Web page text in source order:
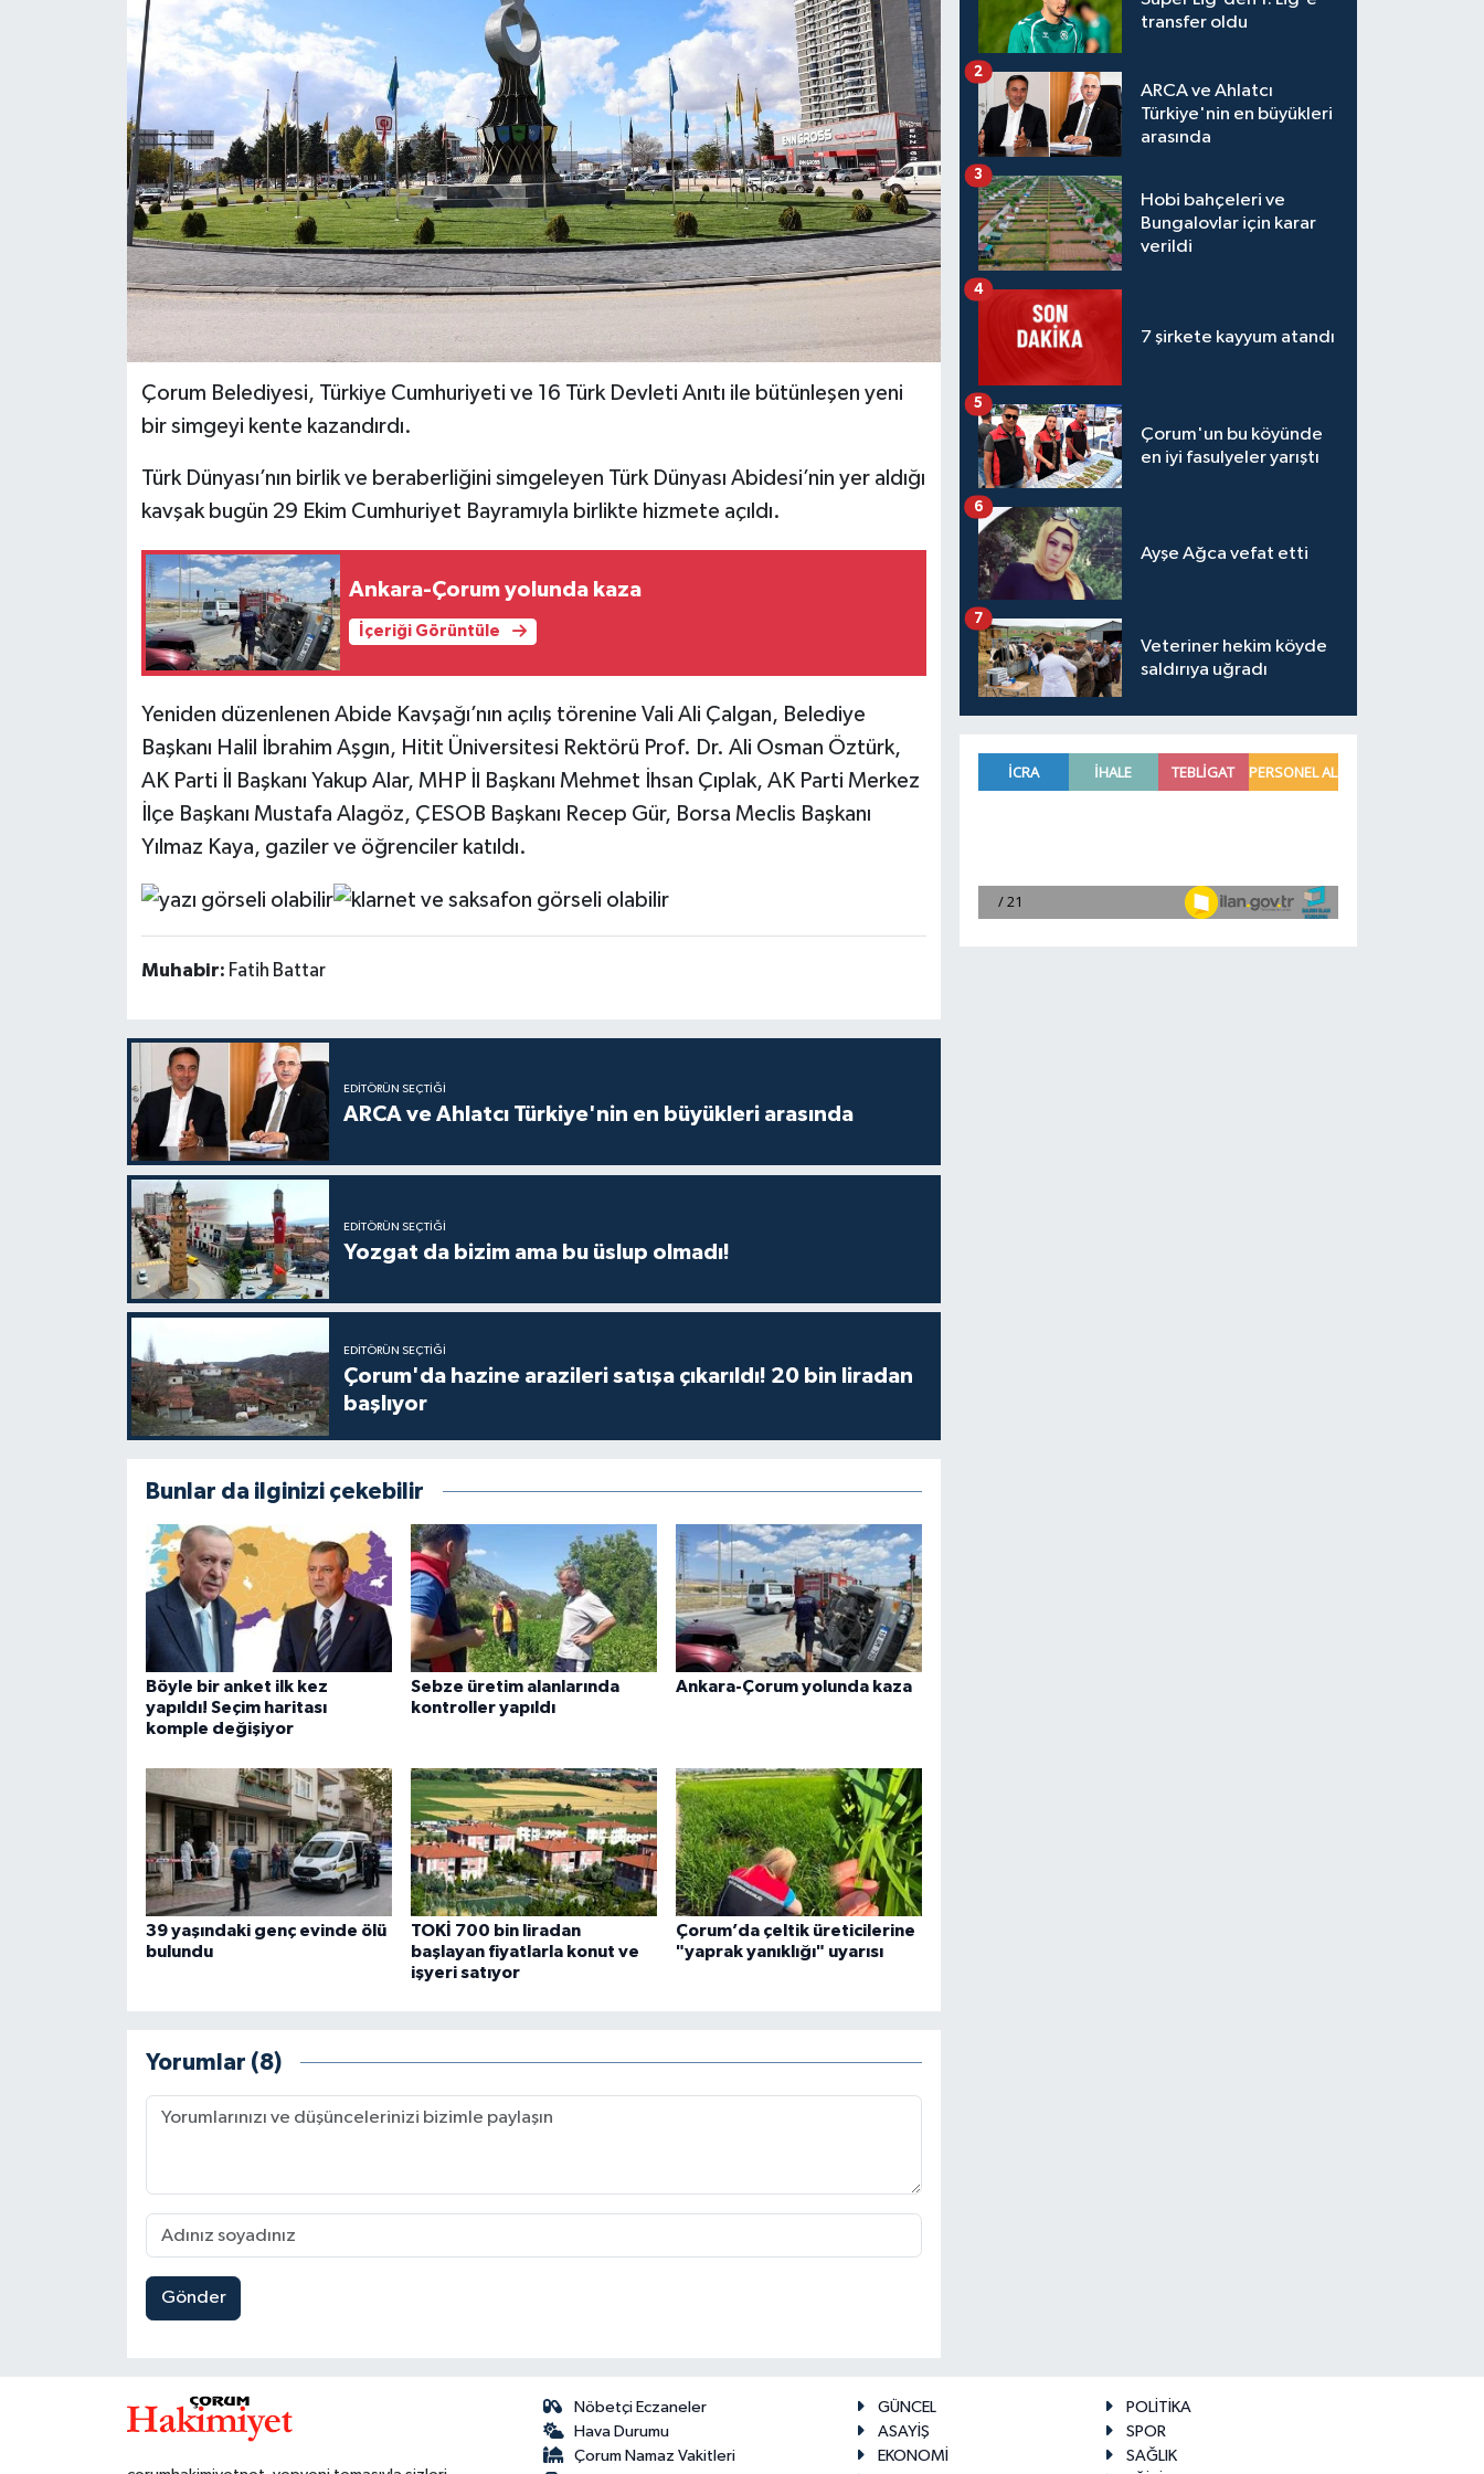
Çorum Belediyesi, Türkiye Cumhuriyeti ve 16 Türk Devleti Anıtı ile bütünleşen yeni
bir simgeyi kente kazandırdı.
Türk Dünyası’nın birlik ve beraberliğini simgeleyen Türk Dünyası Abidesi’nin yer aldığı
kavşak bugün 29 Ekim Cumhuriyet Bayramıyla birlikte hizmete açıldı.
Ankara-Çorum yolunda kaza
İçeriği Görüntüle
Yeniden düzenlenen Abide Kavşağı’nın açılış törenine Vali Ali Çalgan, Belediye
Başkanı Halil İbrahim Aşgın, Hitit Üniversitesi Rektörü Prof. Dr. Ali Osman Öztürk,
AK Parti İl Başkanı Yakup Alar, MHP İl Başkanı Mehmet İhsan Çıplak, AK Parti Merkez
İlçe Başkanı Mustafa Alagöz, ÇESOB Başkanı Recep Gür, Borsa Meclis Başkanı
Yılmaz Kaya, gaziler ve öğrenciler katıldı.
Muhabir: Fatih Battar
EDITÖRÜN SEÇTIĞI
ARCA ve Ahlatcı Türkiye'nin en büyükleri arasında
EDITÖRÜN SEÇTIĞI
Yozgat da bizim ama bu üslup olmadı!
EDITÖRÜN SEÇTIĞI
Çorum'da hazine arazileri satışa çıkarıldı! 20 bin liradan
başlıyor
Bunlar da ilginizi çekebilir
Böyle bir anket ilk kez
yapıldı! Seçim haritası
komple değişiyor
Sebze üretim alanlarında
kontroller yapıldı
Ankara-Çorum yolunda kaza
39 yaşındaki genç evinde ölü
bulundu
TOKİ 700 bin liradan
başlayan fiyatlarla konut ve
işyeri satıyor
Çorum’da çeltik üreticilerine
"yaprak yanıklığı" uyarısı
Yorumlar (8)
Gönder
transfer oldu
ARCA ve Ahlatcı
Türkiye'nin en büyükleri
arasında
2
Hobi bahçeleri ve
Bungalovlar için karar
verildi
3
7 şirkete kayyum atandı
4
Çorum'un bu köyünde
en iyi fasulyeler yarıştı
5
Ayşe Ağca vefat etti
6
Veteriner hekim köyde
saldırıya uğradı
7
Nöbetçi Eczaneler
Hava Durumu
Çorum Namaz Vakitleri
GÜNCEL
POLİTİKA
ASAYİŞ
SPOR
EKONOMİ
SAĞLIK
OTOPARK
TEKNOLOJİ